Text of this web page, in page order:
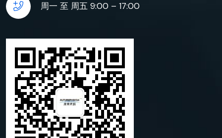
周一 至 周五 9:00 – 17:00